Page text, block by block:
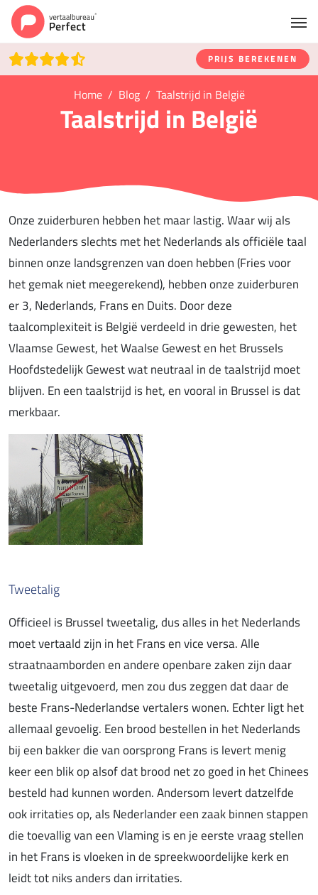
PRIJS BEREKENEN
Home Blog Taalstrijd in België
Taalstrijd in België
Onze zuiderburen hebben het maar lastig. Waar wij als
Nederlanders slechts met het Nederlands als officiële taal
binnen onze landsgrenzen van doen hebben (Fries voor
het gemak niet meegerekend), hebben onze zuiderburen
er 3, Nederlands, Frans en Duits. Door deze
taalcomplexiteit is België verdeeld in drie gewesten, het
Vlaamse Gewest, het Waalse Gewest en het Brussels
Hoofdstedelijk Gewest wat neutraal in de taalstrijd moet
blijven. En een taalstrijd is het, en vooral in Brussel is dat
merkbaar.
Tweetalig
Officieel is Brussel tweetalig, dus alles in het Nederlands
moet vertaald zijn in het Frans en vice versa. Alle
straatnaamborden en andere openbare zaken zijn daar
tweetalig uitgevoerd, men zou dus zeggen dat daar de
beste Frans-Nederlandse vertalers wonen. Echter ligt het
allemaal gevoelig. Een brood bestellen in het Nederlands
bij een bakker die van oorsprong Frans is levert menig
keer een blik op alsof dat brood net zo goed in het Chinees
besteld had kunnen worden. Andersom levert datzelfde
ook irritaties op, als Nederlander een zaak binnen stappen
die toevallig van een Vlaming is en je eerste vraag stellen
in het Frans is vloeken in de spreekwoordelijke kerk en
leidt tot niks anders dan irritaties.